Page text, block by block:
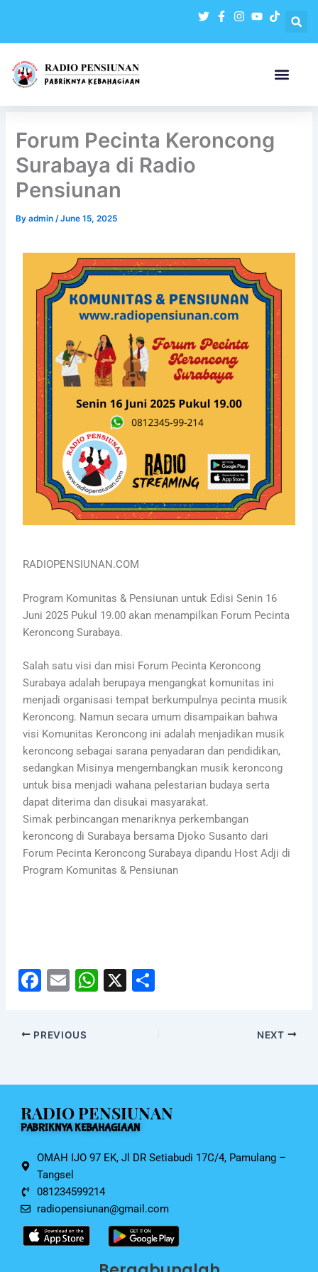
content
Forum Pecinta Keroncong
Surabaya di Radio
Pensiunan
Byadmin/June 15, 2025
RADIOPENSIUNAN.COM
Program Komunitas & Pensiunan untuk Edisi Senin 16
Juni 2025 Pukul 19.00 akan menampilkan Forum Pecinta
Keroncong Surabaya.
Salah satu visi dan misi Forum Pecinta Keroncong
Surabaya adalah berupaya mengangkat komunitas ini
menjadi organisasi tempat berkumpulnya pecinta musik
Keroncong. Namun secara umum disampaikan bahwa
visi Komunitas Keroncong ini adalah menjadikan musik
keroncong sebagai sarana penyadaran dan pendidikan,
sedangkan Misinya mengembangkan musik keroncong
untuk bisa menjadi wahana pelestarian budaya serta
dapat diterima dan disukai masyarakat.
Simak perbincangan menariknya perkembangan
keroncong di Surabaya bersama Djoko Susanto dari
Forum Pecinta Keroncong Surabaya dipandu Host Adji di
Program Komunitas & Pensiunan
F
c
e
o
o
k
E
ai
l
W
p
p
X
PREVIOUS NEXT
RADIO PENSIUNAN
PABRIKNYA KEBAHAGIAAN
OMAH IJO 97 EK, Jl DR Setiabudi 17C/4, Pamulang –
Tangsel
081234599214
radiopensiunan@gmail.com